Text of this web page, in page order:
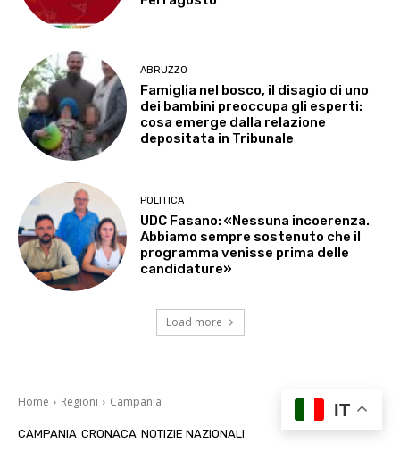
ABRUZZO
Famiglia nel bosco, il disagio di uno
dei bambini preoccupa gli esperti:
cosa emerge dalla relazione
depositata in Tribunale
POLITICA
UDC Fasano: «Nessuna incoerenza.
Abbiamo sempre sostenuto che il
programma venisse prima delle
candidature»
Load more